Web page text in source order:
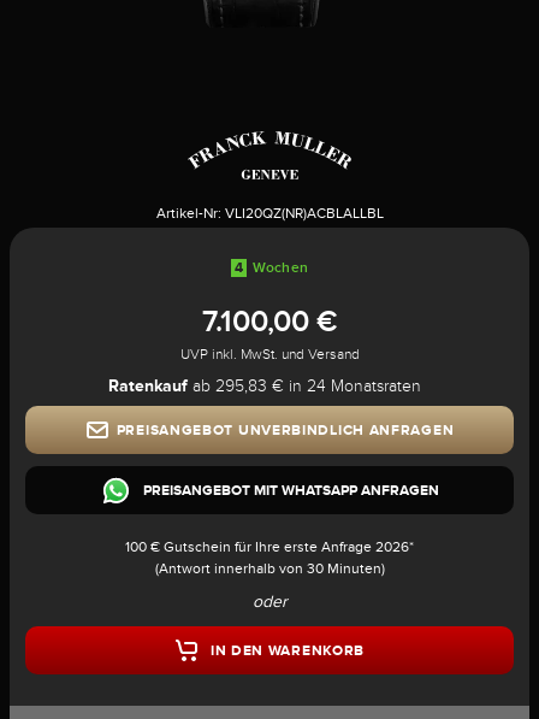
Artikel-Nr: VLI20QZ(NR)ACBLALLBL
4 Wochen
7.100,00 €
UVP inkl. MwSt. und Versand
Ratenkauf ab 295,83 € in 24 Monatsraten
PREISANGEBOT UNVERBINDLICH ANFRAGEN
PREISANGEBOT MIT WHATSAPP ANFRAGEN
100 € Gutschein für Ihre erste Anfrage 2026*
(Antwort innerhalb von 30 Minuten)
oder
IN DEN WARENKORB